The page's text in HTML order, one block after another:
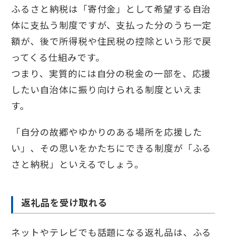
ふるさと納税は「寄付金」として希望する自治
体に支払う制度ですが、支払った分のうち一定
額が、後で所得税や住民税の控除という形で戻
ってくる仕組みです。
つまり、実質的には自分の税金の一部を、応援
したい自治体に振り向けられる制度といえま
す。
「自分の故郷やゆかりのある場所を応援した
い」、その思いをかたちにできる制度が「ふる
さと納税」といえるでしょう。
返礼品を受け取れる
ネットやテレビでも話題になる返礼品は、ふる